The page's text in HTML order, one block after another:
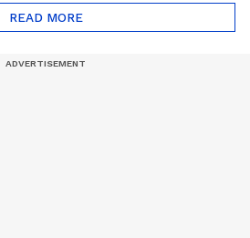
ന്ത്?| Unmadham
Movie| Kunchacko
READ MORE